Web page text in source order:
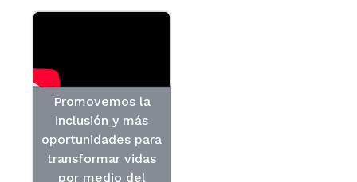
Promovemos la
inclusión y más
oportunidades para
transformar vidas
por medio del